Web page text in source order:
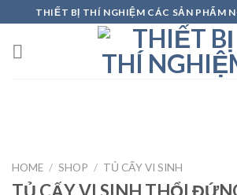
to
content
THIẾT BỊ THÍ NGHIỆM CÁC SẢN PHẨM
HOME / SHOP / TỦ CẤY VI SINH
TỦ CẤY VI SINH THỔI